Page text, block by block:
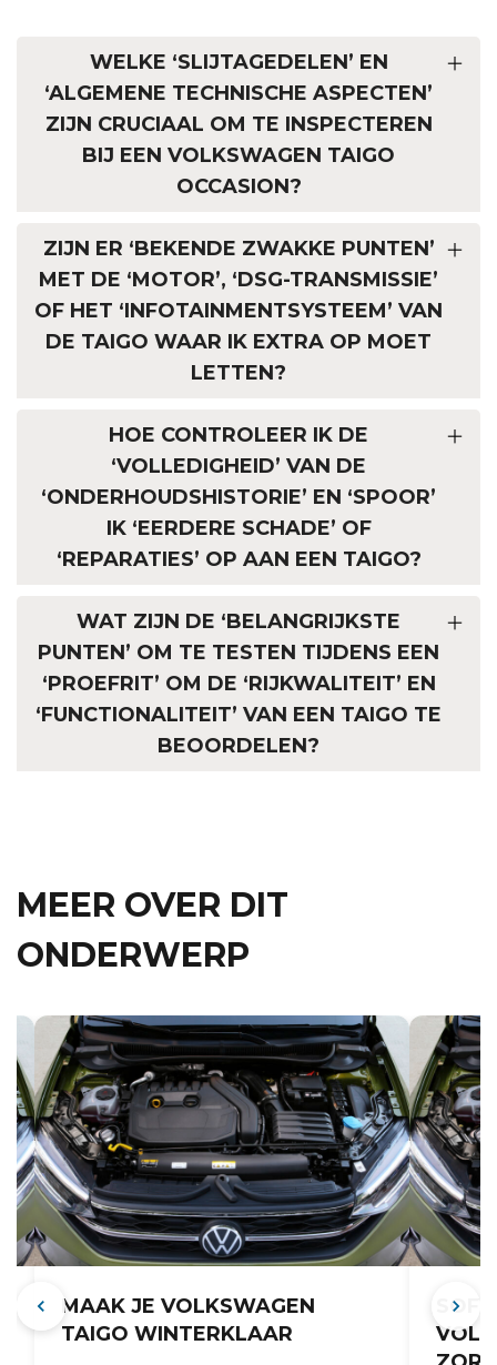
WELKE ‘SLIJTAGEDELEN’ EN
‘ALGEMENE TECHNISCHE ASPECTEN’
ZIJN CRUCIAAL OM TE INSPECTEREN
BIJ EEN VOLKSWAGEN TAIGO
OCCASION?
ZIJN ER ‘BEKENDE ZWAKKE PUNTEN’
MET DE ‘MOTOR’, ‘DSG-TRANSMISSIE’
OF HET ‘INFOTAINMENTSYSTEEM’ VAN
DE TAIGO WAAR IK EXTRA OP MOET
LETTEN?
HOE CONTROLEER IK DE
‘VOLLEDIGHEID’ VAN DE
‘ONDERHOUDSHISTORIE’ EN ‘SPOOR’
IK ‘EERDERE SCHADE’ OF
‘REPARATIES’ OP AAN EEN TAIGO?
WAT ZIJN DE ‘BELANGRIJKSTE
PUNTEN’ OM TE TESTEN TIJDENS EEN
‘PROEFRIT’ OM DE ‘RIJKWALITEIT’ EN
‘FUNCTIONALITEIT’ VAN EEN TAIGO TE
BEOORDELEN?
MEER OVER DIT
ONDERWERP
MAAK JE VOLKSWAGEN
TAIGO WINTERKLAAR